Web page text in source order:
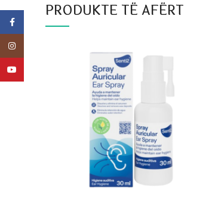
PRODUKTE TË AFËRT